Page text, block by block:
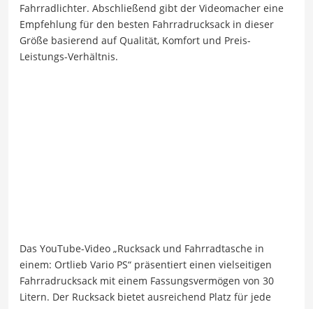
Fahrradlichter. Abschließend gibt der Videomacher eine
Empfehlung für den besten Fahrradrucksack in dieser
Größe basierend auf Qualität, Komfort und Preis-
Leistungs-Verhältnis.
Das YouTube-Video „Rucksack und Fahrradtasche in
einem: Ortlieb Vario PS“ präsentiert einen vielseitigen
Fahrradrucksack mit einem Fassungsvermögen von 30
Litern. Der Rucksack bietet ausreichend Platz für jede